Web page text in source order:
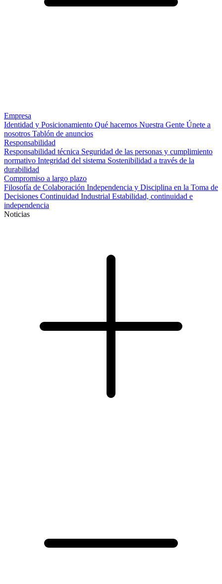
Empresa
Identidad y Posicionamiento Qué hacemos Nuestra Gente Únete a
nosotros Tablón de anuncios
Responsabilidad
Responsabilidad técnica Seguridad de las personas y cumplimiento
normativo Integridad del sistema Sostenibilidad a través de la
durabilidad
Compromiso a largo plazo
Filosofía de Colaboración Independencia y Disciplina en la Toma de
Decisiones Continuidad Industrial Estabilidad, continuidad e
independencia
Noticias